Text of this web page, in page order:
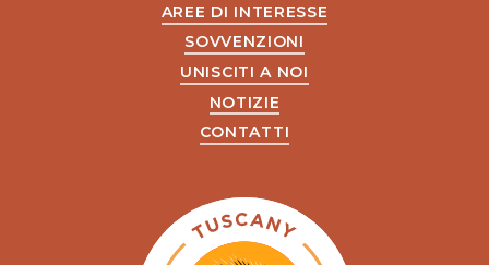
AREE DI INTERESSE
SOVVENZIONI
UNISCITI A NOI
NOTIZIE
CONTATTI